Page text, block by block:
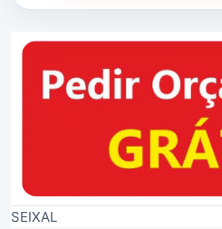
SEIXAL